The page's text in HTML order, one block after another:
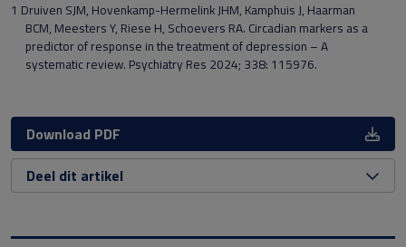
1 Druiven SJM, Hovenkamp-Hermelink JHM, Kamphuis J, Haarman
BCM, Meesters Y, Riese H, Schoevers RA. Circadian markers as a
predictor of response in the treatment of depression – A
systematic review. Psychiatry Res 2024; 338: 115976.
Download PDF
Deel dit artikel